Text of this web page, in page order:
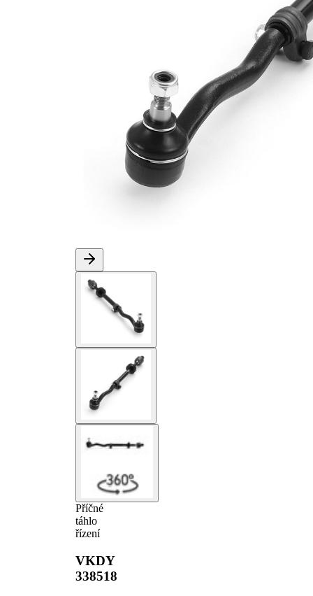
Příčné
táhlo
řízení
VKDY
338518